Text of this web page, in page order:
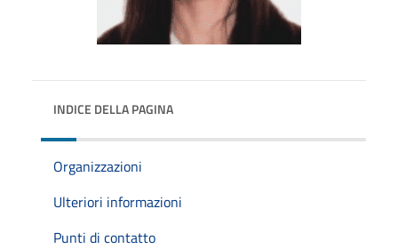
INDICE DELLA PAGINA
Organizzazioni
Ulteriori informazioni
Punti di contatto